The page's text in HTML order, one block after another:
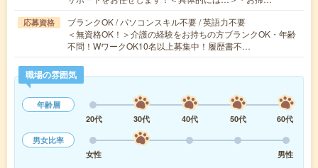
応募資格
ブランクOK / パソコンスキル不要 / 英語力不要
＜無資格OK！＞介護の経験をお持ちの方ブランクOK・年齢
不問！WワークOK10名以上募集中！履歴書不…
職場の雰囲気
年齢層
20代
30代 40代 50代
60代
男女比率
女性
男性